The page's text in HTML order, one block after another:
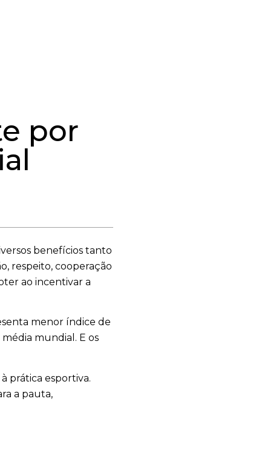
por
benefícios tanto
respeito, cooperação
ao incentivar a
menor índice de
mundial. E os
prática esportiva.
a pauta,